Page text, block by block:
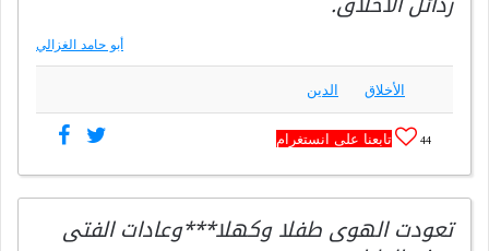
أبو حامد الغزالي
الأخلاق الدين
44 تابعنا على انستغرام
تعودت الهوى طفلا وكهلا***وعادات الفتى